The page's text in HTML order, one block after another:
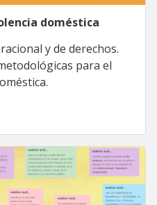
doméstica
y de derechos.
para el